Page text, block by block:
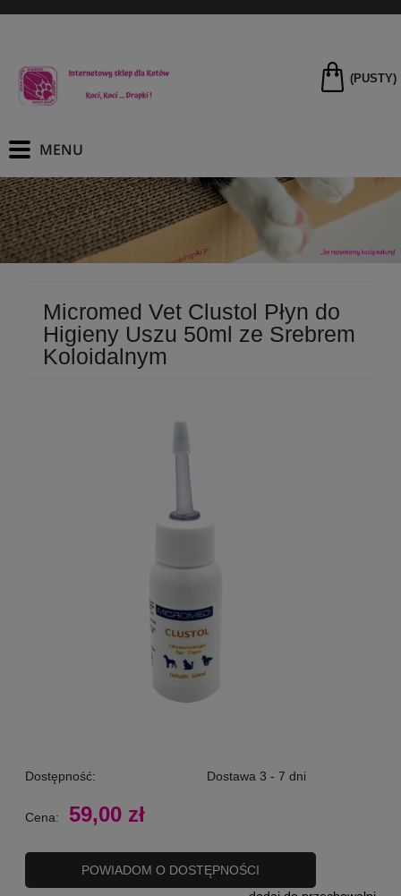
(PUSTY)
Micromed Vet Clustol Płyn do
Higieny Uszu 50ml ze Srebrem
Koloidalnym
Dostępność: Dostawa 3 - 7 dni
Cena: 59,00 zł
POWIADOM O DOSTĘPNOŚCI